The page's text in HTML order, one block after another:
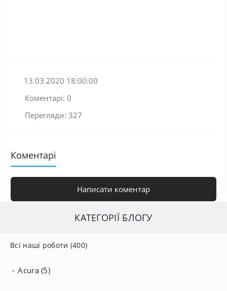
13.03.2020 18:00:00
Коментарі: 0
Перегляди: 327
Коментарі
Написати коментар
КАТЕГОРІЇ БЛОГУ
Всі наші роботи (400)
Acura (5)